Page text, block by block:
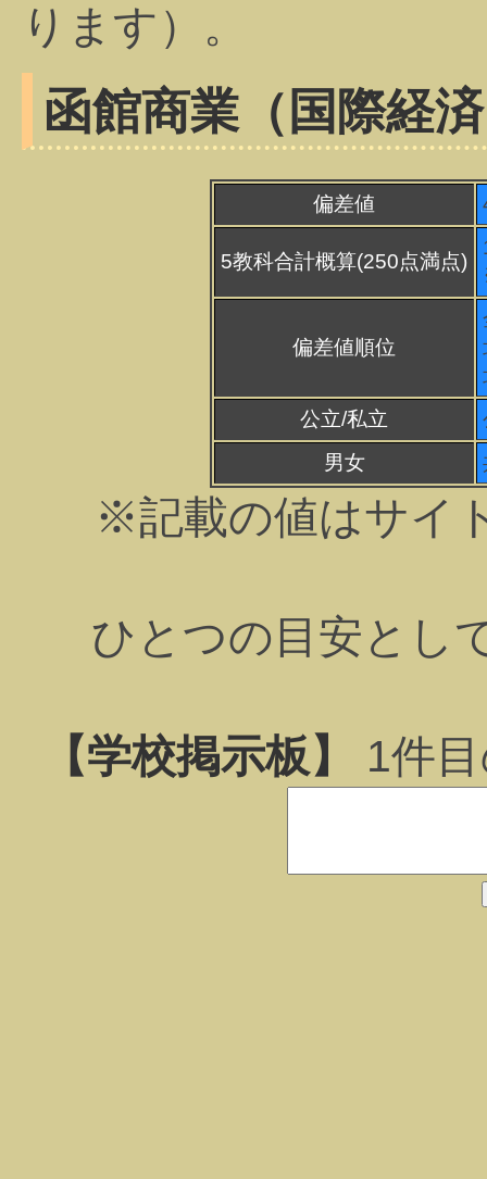
ります）。
函館商業（国際経
偏差値
5教科合計概算(250点満点)
偏差値順位
公立/私立
男女
※記載の値はサイ
ひとつの目安とし
【学校掲示板】 1件